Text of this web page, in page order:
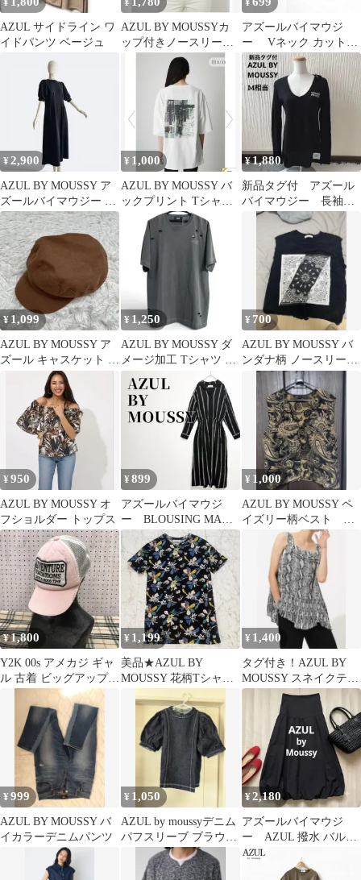
¥
AZUL サイドライン ワ
イドパンツ ベージュ
¥
AZUL BY MOUSSYカ
ップ付きノースリーブ
¥
アズールバイマウジ
ー Vネック カットソ
ー ブラック M ゆった
り クロップド
¥2,900
AZUL BY MOUSSY ア
ズールバイマウジー ワ
ンピース ブラック
¥ 1,000
AZUL BY MOUSSY バ
ックプリント Tシャツ
ホワイト F 男女兼用
¥1,880
新品タグ付 アズール
バイマウジー 長袖T
シャツカットソー ロ
ンT 黒 ロゴ
¥ 1,099
AZUL BY MOUSSY ア
ズール キャスケット ス
エード調 マリンキャッ
¥1,250
AZUL BY MOUSSY ダ
メージ加工 Tシャツ ブ
ラック
¥ 700
AZUL BY MOUSSY バ
ンダナ柄 ノースリーブ
Tシャツ
¥950
AZUL BY MOUSSY オ
フショルダー トップス
¥899
アズールバイマウジ
ー BLOUSING MAXI
ONEPIECE ストライ
プ
¥ 1,000
AZUL BY MOUSSY ペ
イズリー柄ベスト メ
¥1,800
Y2K 00s アメカジ ギャ
ル 古着 ビッグアップリ
ケ ストラッカーキャッ
¥ 1,199
美品★AZUL BY
MOUSSY 花柄Tシャツ
¥ 1,400
タグ付き！AZUL BY
MOUSSY スネイクティ
アードチュニック
¥999
AZUL BY MOUSSY バ
イカラーデニムパンツ
¥ 1,050
AZUL by moussyデニム
パフスリーブ ブラウス
半袖 インディゴ
¥2,180
アズールバイマウジ
ー AZUL 撥水 バルー
ンギャザースカート 黒